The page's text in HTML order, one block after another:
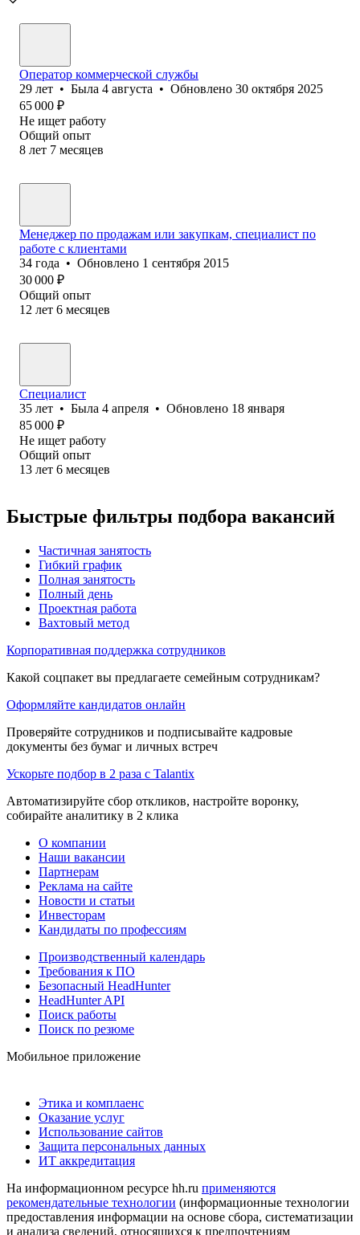
Оператор коммерческой службы
29 лет • Была 4 августа • Обновлено 30 октября 2025
65 000 ₽
Не ищет работу
Общий опыт
8 лет 7 месяцев
Менеджер по продажам или закупкам, специалист по
работе с клиентами
34 года • Обновлено 1 сентября 2015
30 000 ₽
Общий опыт
12 лет 6 месяцев
Специалист
35 лет • Была 4 апреля • Обновлено 18 января
85 000 ₽
Не ищет работу
Общий опыт
13 лет 6 месяцев
Быстрые фильтры подбора вакансий
Частичная занятость
Гибкий график
Полная занятость
Полный день
Проектная работа
Вахтовый метод
Корпоративная поддержка сотрудников
Какой соцпакет вы предлагаете семейным сотрудникам?
Оформляйте кандидатов онлайн
Проверяйте сотрудников и подписывайте кадровые
документы без бумаг и личных встреч
Ускорьте подбор в 2 раза с Talantix
Автоматизируйте сбор откликов, настройте воронку,
собирайте аналитику в 2 клика
О компании
Наши вакансии
Партнерам
Реклама на сайте
Новости и статьи
Инвесторам
Кандидаты по профессиям
Производственный календарь
Требования к ПО
Безопасный HeadHunter
HeadHunter API
Поиск работы
Поиск по резюме
Мобильное приложение
Этика и комплаенс
Оказание услуг
Использование сайтов
Защита персональных данных
ИТ аккредитация
На информационном ресурсе hh.ru применяются
рекомендательные технологии (информационные технологии
предоставления информации на основе сбора, систематизации
и анализа сведений, относящихся к предпочтениям